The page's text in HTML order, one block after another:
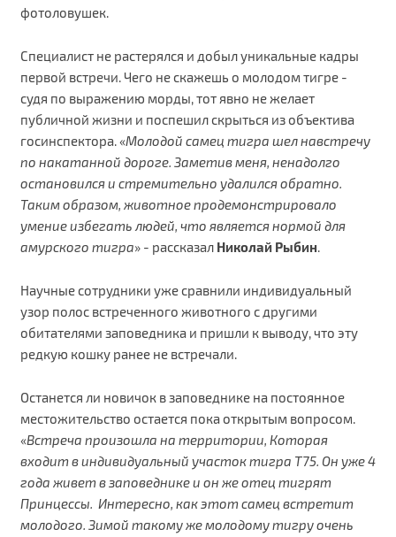
фотоловушек.
Специалист не растерялся и добыл уникальные кадры
первой встречи. Чего не скажешь о молодом тигре -
судя по выражению морды, тот явно не желает
публичной жизни и поспешил скрыться из объектива
госинспектора. «Молодой самец тигра шел навстречу
по накатанной дороге. Заметив меня, ненадолго
остановился и стремительно удалился обратно.
Таким образом, животное продемонстрировало
умение избегать людей, что является нормой для
амурского тигра» - рассказал Николай Рыбин.
Научные сотрудники уже сравнили индивидуальный
узор полос встреченного животного с другими
обитателями заповедника и пришли к выводу, что эту
редкую кошку ранее не встречали.
Останется ли новичок в заповеднике на постоянное
местожительство остается пока открытым вопросом.
«Встреча произошла на территории, Которая
входит в индивидуальный участок тигра Т75. Он уже 4
года живет в заповеднике и он же отец тигрят
Принцессы. Интересно, как этот самец встретит
молодого. Зимой такому же молодому тигру очень